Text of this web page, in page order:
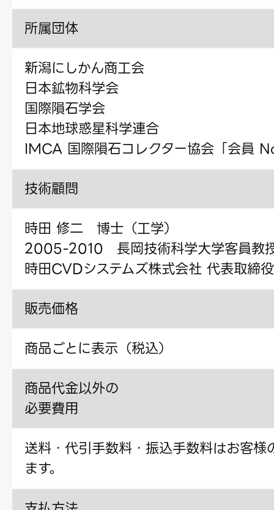
所属団体
新潟にしかん商工会
日本鉱物科学会
国際隕石学会
日本地球惑星科学連合
IMCA 国際隕石コレクター協会「会員
技術顧問
時田 修二 博士（工学）
2005-2010 長岡技術科学大学客員教
時田CVDシステムズ株式会社 代表取締役
販売価格
商品ごとに表示（税込）
商品代金以外の
必要費用
送料・代引手数料・振込手数料はお客様
ます。